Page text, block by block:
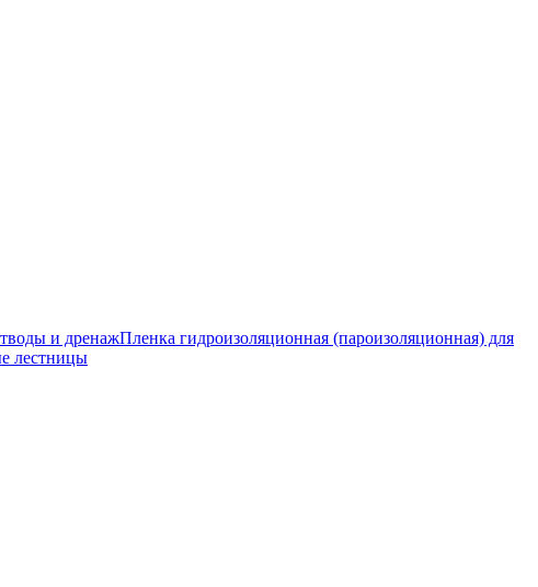
и дренажПленка гидроизоляционная (пароизоляционная) для
лестницы